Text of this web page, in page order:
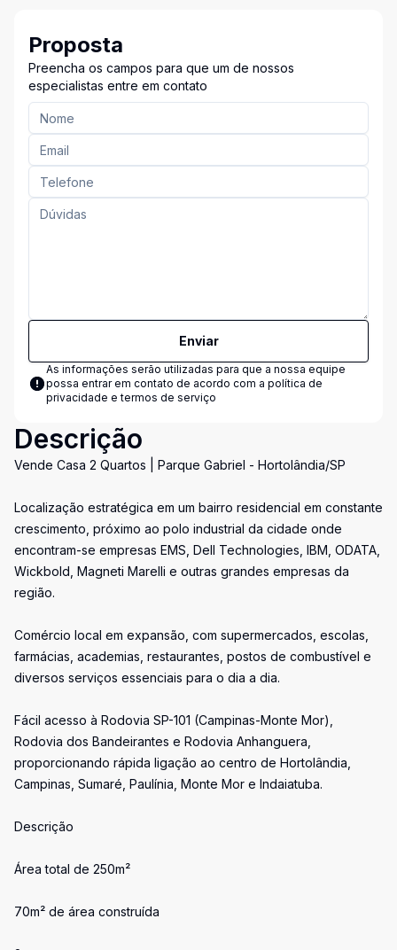
Proposta
Preencha os campos para que um de nossos
especialistas entre em contato
Enviar
As informações serão utilizadas para que a nossa equipe
possa entrar em contato de acordo com a política de
privacidade e termos de serviço
Descrição
Vende Casa 2 Quartos | Parque Gabriel - Hortolândia/SP
Localização estratégica em um bairro residencial em constante
crescimento, próximo ao polo industrial da cidade onde
encontram-se empresas EMS, Dell Technologies, IBM, ODATA,
Wickbold, Magneti Marelli e outras grandes empresas da
região.
Comércio local em expansão, com supermercados, escolas,
farmácias, academias, restaurantes, postos de combustível e
diversos serviços essenciais para o dia a dia.
Fácil acesso à Rodovia SP-101 (Campinas-Monte Mor),
Rodovia dos Bandeirantes e Rodovia Anhanguera,
proporcionando rápida ligação ao centro de Hortolândia,
Campinas, Sumaré, Paulínia, Monte Mor e Indaiatuba.
Descrição
Área total de 250m²
70m² de área construída